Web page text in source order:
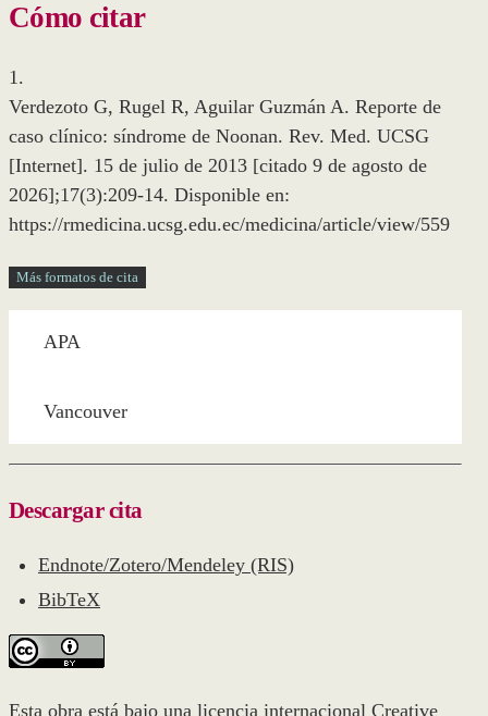
Cómo citar
1.
Verdezoto G, Rugel R, Aguilar Guzmán A. Reporte de
caso clínico: síndrome de Noonan. Rev. Med. UCSG
[Internet]. 15 de julio de 2013 [citado 9 de agosto de
2026];17(3):209-14. Disponible en:
https://rmedicina.ucsg.edu.ec/medicina/article/view/559
Más formatos de cita
APA
Vancouver
Descargar cita
Endnote/Zotero/Mendeley (RIS)
BibTeX
Esta obra está bajo una licencia internacional Creative